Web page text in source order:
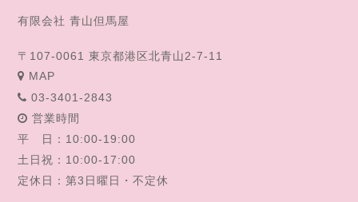
有限会社 青山但馬屋
〒107-0061 東京都港区北青山2-7-11
MAP
03-3401-2843
営業時間
平 日：10:00-19:00
土日祝：10:00-17:00
定休日：第3日曜日・不定休